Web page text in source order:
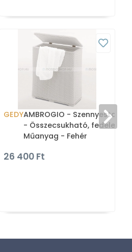
GEDYAMBROGIO - Szennyestartó
- Összecsukható, fedeles -
Műanyag - Fehér
26 400 Ft